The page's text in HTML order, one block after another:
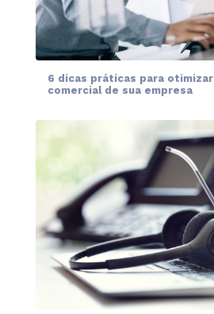
6 dicas práticas para
comercial de sua empresa